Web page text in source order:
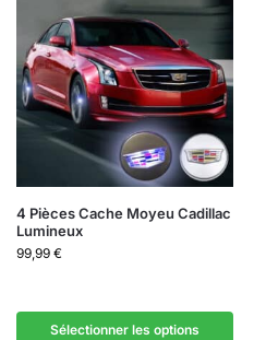
4 Pièces Cache Moyeu Cadillac
Lumineux
99,99 €
Sélectionner les options